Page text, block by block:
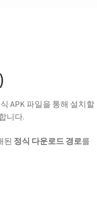
APK 파일을 통해 설치할
니다.
된 정식 다운로드 경로를